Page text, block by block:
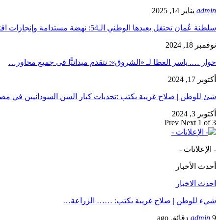
admin يناير 14, 2025
سلطنة عُمان تحتفل بعيدها الوطني الـ54: نهضة مستدامة وإنجازات اقتصادية…
نوفمبر 18, 2024
حوار …. ياسر العطا لـ «الشروق»: نتقدم ميدانيًّا فى جميع محاور…
أكتوبر 17, 2024
شئ للوطن | صلاح غريبة يكتب :تحديات كبار السن السودانيين في
أكتوبر 3, 2024
Prev Next 1 of 3
- الإعلانات -
أحدث الأخبار
احدث الاخبار
شيء للوطن | صلاح غريبة يكتب: …… الزراعة…
admin 9 دقائق ago